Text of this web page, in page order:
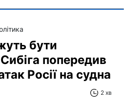
бути
попередив
Росії на судна
2 хв